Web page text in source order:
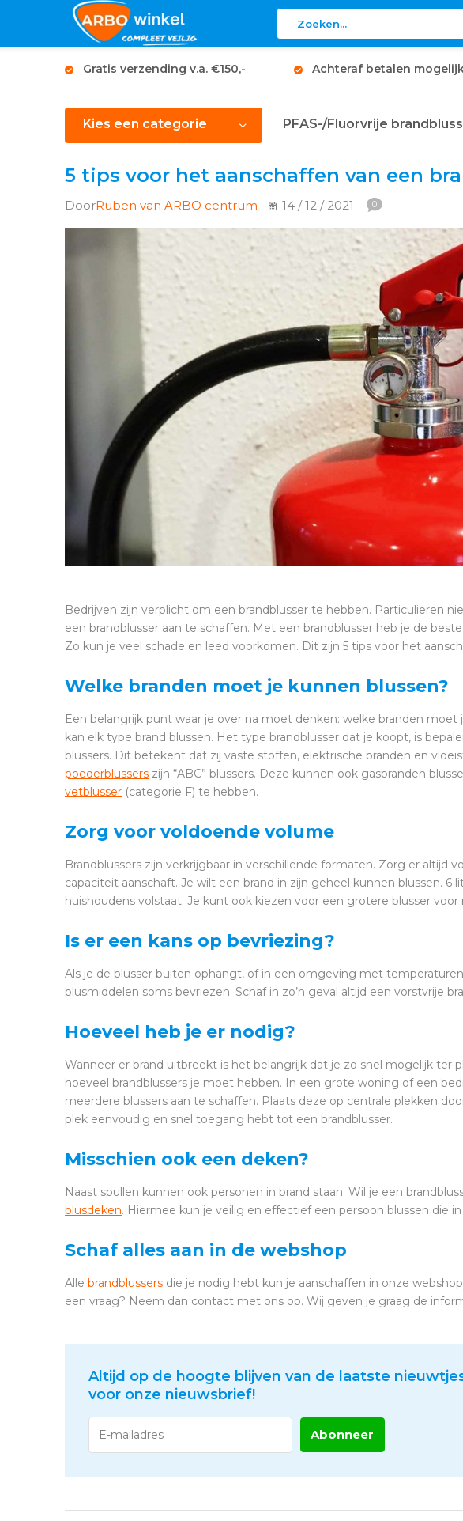
Gratis verzending v.a. €150,- Achteraf betalen
Kies een categorie PFAS-/Fluorvrije
5 tips voor het aanschaffen van een
DoorRuben van ARBO centrum 14 / 12 / 2021 0
Bedrijven zijn verplicht om een brandblusser te hebben. Particulieren
een brandblusser aan te schaffen. Met een brandblusser heb je de
Zo kun je veel schade en leed voorkomen. Dit zijn 5 tips voor het
Welke branden moet je kunnen blussen?
Een belangrijk punt waar je over na moet denken: welke branden moet
kan elk type brand blussen. Het type brandblusser dat je koopt, is
blussers. Dit betekent dat zij vaste stoffen, elektrische branden en
poederblussers zijn “ABC” blussers. Deze kunnen ook gasbranden
vetblusser (categorie F) te hebben.
Zorg voor voldoende volume
Brandblussers zijn verkrijgbaar in verschillende formaten. Zorg er altijd
capaciteit aanschaft. Je wilt een brand in zijn geheel kunnen blussen. 6
huishoudens volstaat. Je kunt ook kiezen voor een grotere blusser voor
Is er een kans op bevriezing?
Als je de blusser buiten ophangt, of in een omgeving met
blusmiddelen soms bevriezen. Schaf in zo’n geval altijd een vorstvrije
Hoeveel heb je er nodig?
Wanneer er brand uitbreekt is het belangrijk dat je zo snel mogelijk ter
hoeveel brandblussers je moet hebben. In een grote woning of een
meerdere blussers aan te schaffen. Plaats deze op centrale plekken
plek eenvoudig en snel toegang hebt tot een brandblusser.
Misschien ook een deken?
Naast spullen kunnen ook personen in brand staan. Wil je een
blusdeken. Hiermee kun je veilig en effectief een persoon blussen die in
Schaf alles aan in de webshop
Alle brandblussers die je nodig hebt kun je aanschaffen in onze
een vraag? Neem dan contact met ons op. Wij geven je graag de
Altijd op de hoogte blijven van de laatste
voor onze nieuwsbrief!
Abonneer